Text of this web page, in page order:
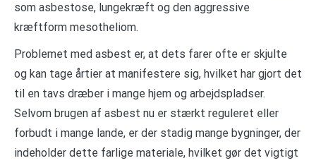
som asbestose, lungekræft og den aggressive
kræftform mesotheliom.
Problemet med asbest er, at dets farer ofte er skjulte
og kan tage årtier at manifestere sig, hvilket har gjort det
til en tavs dræber i mange hjem og arbejdspladser.
Selvom brugen af asbest nu er stærkt reguleret eller
forbudt i mange lande, er der stadig mange bygninger, der
indeholder dette farlige materiale, hvilket gør det vigtigt